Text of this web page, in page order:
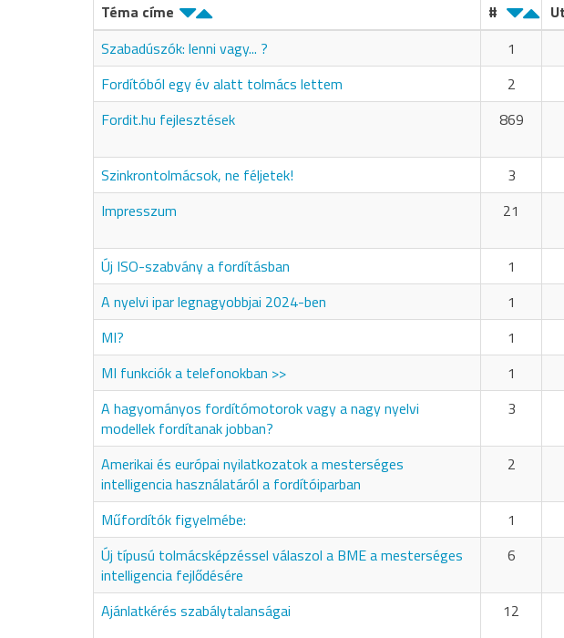
Téma címe
#
Szabadúszók: lenni vagy... ?
1
Fordítóból egy év alatt tolmács lettem
2
Fordit.hu fejlesztések
869
Szinkrontolmácsok, ne féljetek!
3
Impresszum
21
Új ISO-szabvány a fordításban
1
A nyelvi ipar legnagyobbjai 2024-ben
1
MI?
1
MI funkciók a telefonokban >>
1
A hagyományos fordítómotorok vagy a nagy nyelvi
modellek fordítanak jobban?
3
Amerikai és európai nyilatkozatok a mesterséges
intelligencia használatáról a fordítóiparban
2
Műfordítók figyelmébe: 1
Új típusú tolmácsképzéssel válaszol a BME a mesterséges
intelligencia fejlődésére
6
Ajánlatkérés szabálytalanságai
12